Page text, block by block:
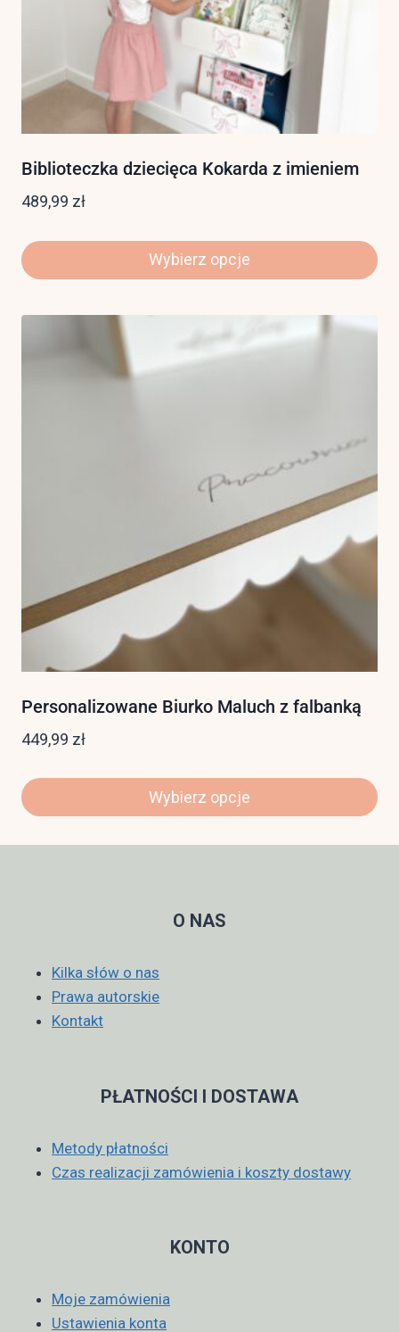
Biblioteczka dziecięca Kokarda z imieniem
489,99 zł
Wybierz opcje
Personalizowane Biurko Maluch z falbanką
449,99 zł
Wybierz opcje
O NAS
Kilka słów o nas
Prawa autorskie
Kontakt
PŁATNOŚCI I DOSTAWA
Metody płatności
Czas realizacji zamówienia i koszty dostawy
KONTO
Moje zamówienia
Ustawienia konta